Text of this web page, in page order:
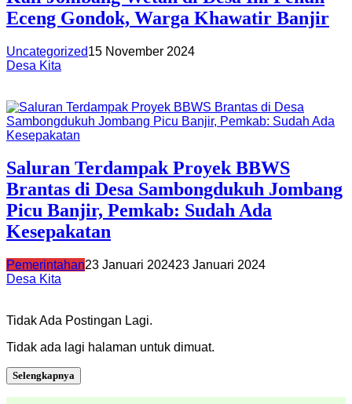
Eceng Gondok, Warga Khawatir Banjir
Uncategorized15 November 2024
Desa Kita
Saluran Terdampak Proyek BBWS
Brantas di Desa Sambongdukuh Jombang
Picu Banjir, Pemkab: Sudah Ada
Kesepakatan
Pemerintahan23 Januari 202423 Januari 2024
Desa Kita
Tidak Ada Postingan Lagi.
Tidak ada lagi halaman untuk dimuat.
Selengkapnya